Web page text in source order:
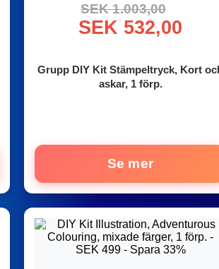
SEK 1.003,00
SEK 532,00
Grupp DIY Kit Stämpeltryck, Kort
askar, 1 förp.
Se mer